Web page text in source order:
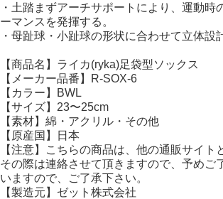
・土踏まずアーチサポートにより、運動
ーマンスを発揮する。
・母趾球・小趾球の形状に合わせて立体設
【商品名】ライカ(ryka)足袋型ソックス
【メーカー品番】R-SOX-6
【カラー】BWL
【サイズ】23〜25cm
【素材】綿・アクリル・その他
【原産国】日本
【注意】こちらの商品は、他の通販サイ
その際は連絡させて頂きますので、予め
いますので、ご了承下さい。
【製造元】ゼット株式会社